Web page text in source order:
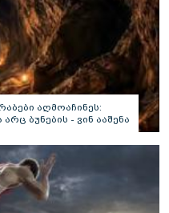
აღმოაჩინეს:
ბუნების - ვინ ააშენა